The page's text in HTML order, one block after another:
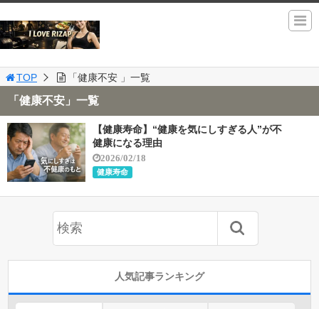
TOP 「健康不安 」一覧
「健康不安」一覧
【健康寿命】“健康を気にしすぎる人”が不
健康になる理由
2026/02/18
健康寿命
人気記事ランキング